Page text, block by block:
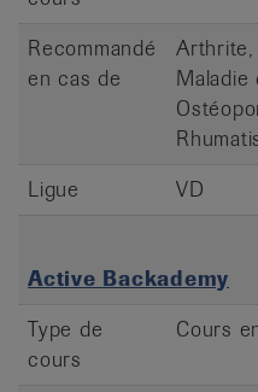
Recommandé
en cas de
Maladie
Ligue
VD
Active Backademy
Type de
cours
Cours